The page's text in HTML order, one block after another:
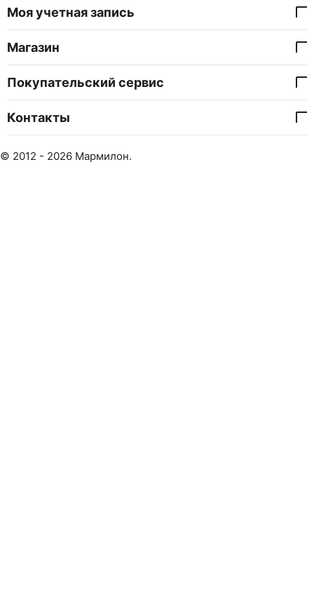
Моя учетная запись
Магазин
Покупательский сервис
Контакты
© 2012 - 2026 Мармилон.